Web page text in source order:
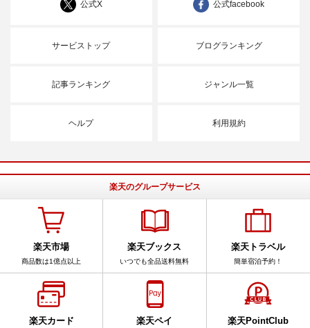
公式X 公式facebook
サービストップ ブログランキング
記事ランキング ジャンル一覧
ヘルプ 利用規約
楽天のグループサービス
楽天市場
商品数は1億点以上
楽天ブックス
いつでも全品送料無料
楽天トラベル
簡単宿泊予約！
楽天カード 楽天ペイ 楽天PointClub